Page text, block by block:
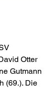
Otter
Gutmann
(69.). Die